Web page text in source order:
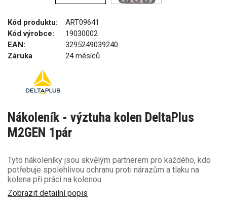
Kód produktu:
ART09641
Kód výrobce:
19030002
EAN:
3295249039240
Záruka
24 měsíců
Nákoleník - výztuha kolen DeltaPlus
M2GEN 1pár
Tyto nákoleníky jsou skvělým partnerem pro každého, kdo
potřebuje spolehlivou ochranu proti nárazům a tlaku na
kolena při práci na kolenou
Zobrazit detailní popis